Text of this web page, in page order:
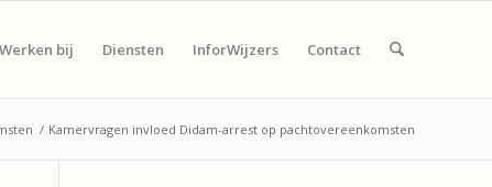
Werken bij Diensten InforWijzers Contact
/ Kamervragen invloed Didam-arrest op pachtovereenkomsten